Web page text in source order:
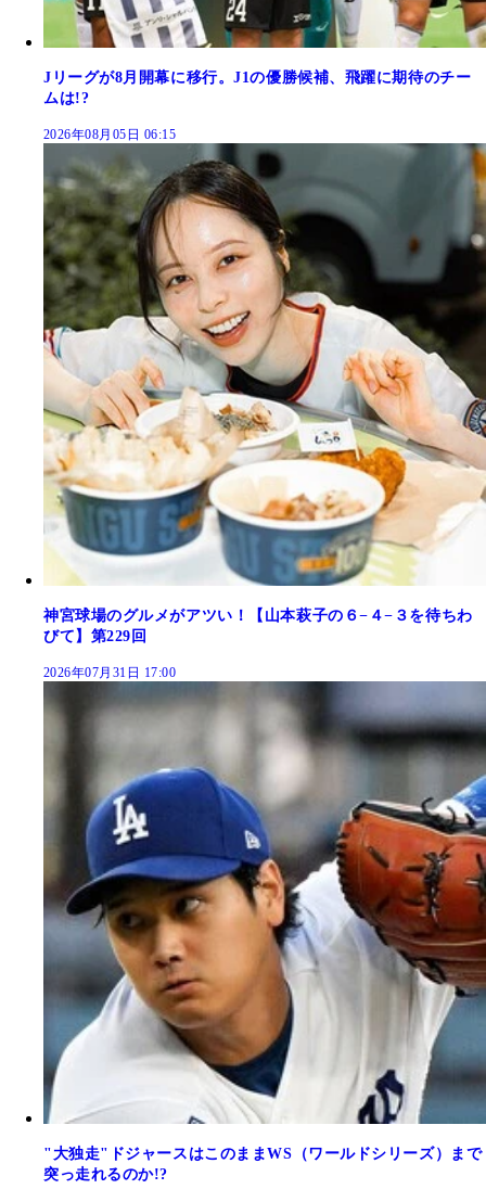
Jリーグが8月開幕に移行。J1の優勝候補、飛躍に期待のチー
ムは!?
2026年08月05日 06:15
神宮球場のグルメがアツい！【山本萩子の６−４−３を待ちわ
びて】第229回
2026年07月31日 17:00
"大独走"ドジャースはこのままWS（ワールドシリーズ）まで
突っ走れるのか!?